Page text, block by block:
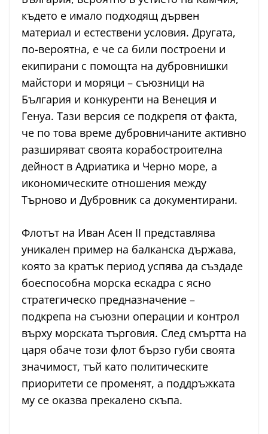
където е имало подходящ дървен
материал и естествени условия. Другата,
по-вероятна, е че са били построени и
екипирани с помощта на дубровнишки
майстори и моряци – съюзници на
България и конкуренти на Венеция и
Генуа. Тази версия се подкрепя от фактa,
че по това време дубровничаните активно
разширяват своята корабостроителна
дейност в Адриатика и Черно море, а
икономическите отношения между
Търново и Дубровник са документирани.
Флотът на Иван Асен II представлява
уникален пример на балканска държава,
която за кратък период успява да създаде
боеспособна морска ескадра с ясно
стратегическо предназначение –
подкрепа на съюзни операции и контрол
върху морската търговия. След смъртта на
царя обаче този флот бързо губи своята
значимост, тъй като политическите
приоритети се променят, а поддръжката
му се оказва прекалено скъпа.